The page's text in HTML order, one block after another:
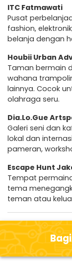
ITC Fatmawati
Pusat
fashion,
belanja dengan
Houbii Urban
Taman bermain
wahana
lainnya. Cocok
olahraga seru.
Dia.Lo.Gue
Galeri seni dan
lokal dan
pameran,
Escape Hunt
Tempat
tema
teman atau